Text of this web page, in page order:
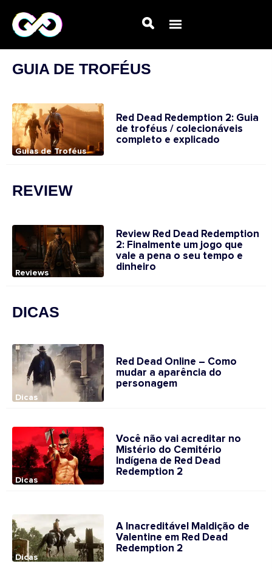
GUIA DE TROFÉUS
Guias de Troféus
Red Dead Redemption 2: Guia
de troféus / colecionáveis
completo e explicado
REVIEW
Reviews
Review Red Dead Redemption
2: Finalmente um jogo que
vale a pena o seu tempo e
dinheiro
DICAS
Dicas
Red Dead Online – Como
mudar a aparência do
personagem
Dicas
Você não vai acreditar no
Mistério do Cemitério
Indígena de Red Dead
Redemption 2
Dicas
A Inacreditável Maldição de
Valentine em Red Dead
Redemption 2